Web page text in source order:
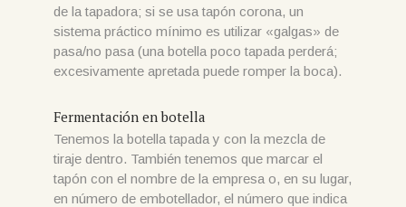
de la tapadora; si se usa tapón corona, un
sistema práctico mínimo es utilizar «galgas» de
pasa/no pasa (una botella poco tapada perderá;
excesivamente apretada puede romper la boca).
Fermentación en botella
Tenemos la botella tapada y con la mezcla de
tiraje dentro. También tenemos que marcar el
tapón con el nombre de la empresa o, en su lugar,
en número de embotellador, el número que indica